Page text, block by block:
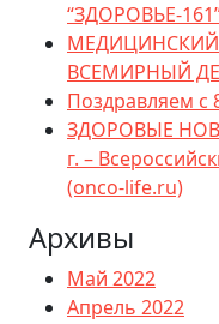
“ЗДОРОВЬЕ-
МЕДИЦИНСКИЙ
ВСЕМИРНЫЙ
Поздравляем с
ЗДОРОВЫЕ
г. –
(onco-life.ru)
Архивы
Май 2022
Апрель 2022